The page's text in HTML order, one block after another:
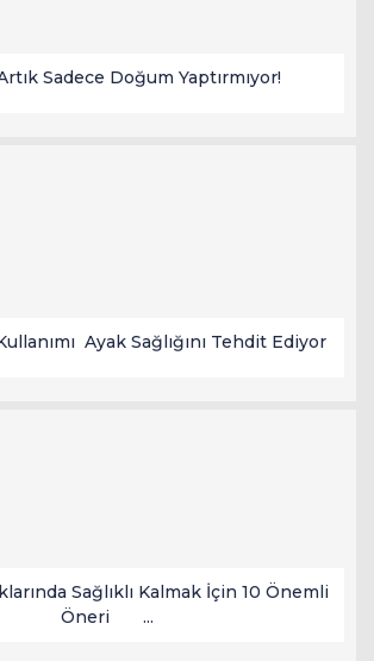
Sadece Doğum Yaptırmıyor!
Ayak Sağlığını Tehdit Ediyor
Sağlıklı Kalmak İçin 10 Önemli
Öneri ...